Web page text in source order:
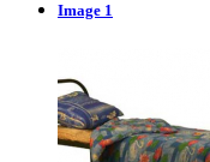
Image 1